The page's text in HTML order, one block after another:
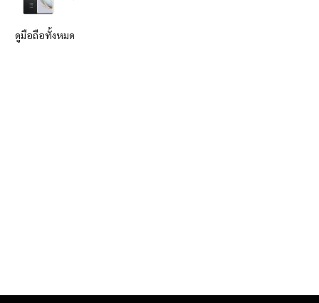
ดูมือถือทั้งหมด